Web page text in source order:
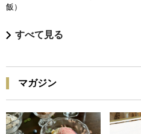
飯）
すべて見る
マガジン